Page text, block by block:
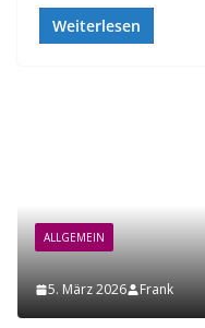
Weiterlesen
ALLGEMEIN
5. März 2026 Frank